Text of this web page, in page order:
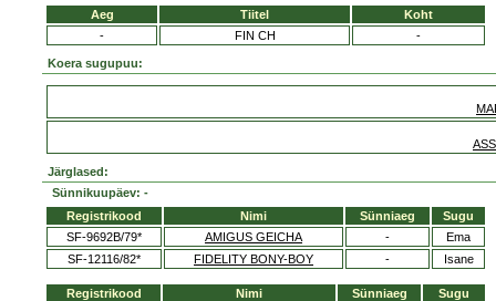
Aeg Tiitel
Koht
-
FIN CH -
Koera sugupuu:
Järglased:
Sünnikuupäev: -
Registrikood
Nimi Sünniaeg
Sugu
SF-9692B/79*
AMIGUS GEICHA -
Ema
SF-12116/82*
FIDELITY BONY-BOY - Isane
Registrikood Nimi Sünniaeg
Sugu